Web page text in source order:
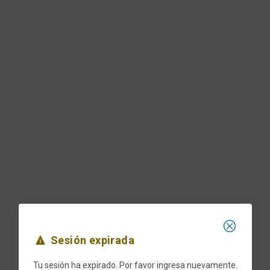
Sesión expirada
Tu sesión ha expirado. Por favor ingresa nuevamente.